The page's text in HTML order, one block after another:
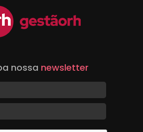
nossa newsletter